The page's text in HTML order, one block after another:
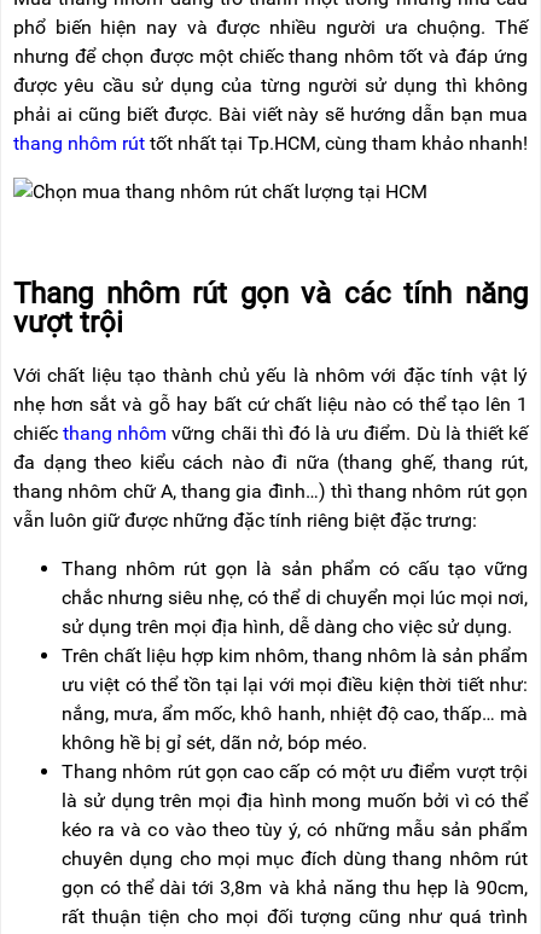
HIỂM
TỰ
ĐỘNG
XE
NÂNG
TAY
VIDEO
BÁO
CHÍ
VỀ
NIKAWA
GIỚI
THIỆU
ĐẠI
LÝ
LIÊN
ĐÌNH
THANG
NHÔM
GẤP
(THANG
RÚT
THANG
NHÔM
THANG
NHÔM
CÔNG
NGHIỆP
THANG
HÀNG
phổ biến hiện nay và được nhiều người ưa chuộng. Thế
nhưng để chọn được một chiếc thang nhôm tốt và đáp ứng
được yêu cầu sử dụng của từng người sử dụng thì không
phải ai cũng biết được. Bài viết này sẽ hướng dẫn bạn mua
thang nhôm rút tốt nhất tại Tp.HCM, cùng tham khảo nhanh!
Thang nhôm rút gọn và các tính năng
vượt trội
Với chất liệu tạo thành chủ yếu là nhôm với đặc tính vật lý
nhẹ hơn sắt và gỗ hay bất cứ chất liệu nào có thể tạo lên 1
chiếcthang nhôm vững chãi thì đó là ưu điểm. Dù là thiết kế
đa dạng theo kiểu cách nào đi nữa (thang ghế, thang rút,
thang nhôm chữ A, thang gia đình…) thì thang nhôm rút gọn
vẫn luôn giữ được những đặc tính riêng biệt đặc trưng:
Thang nhôm rút gọn là sản phẩm có cấu tạo vững
chắc nhưng siêu nhẹ, có thể di chuyển mọi lúc mọi nơi,
sử dụng trên mọi địa hình, dễ dàng cho việc sử dụng.
Trên chất liệu hợp kim nhôm, thang nhôm là sản phẩm
ưu việt có thể tồn tại lại với mọi điều kiện thời tiết như:
nắng, mưa, ẩm mốc, khô hanh, nhiệt độ cao, thấp… mà
không hề bị gỉ sét, dãn nở, bóp méo.
Thang nhôm rút gọn cao cấp có một ưu điểm vượt trội
là sử dụng trên mọi địa hình mong muốn bởi vì có thể
kéo ra và co vào theo tùy ý, có những mẫu sản phẩm
chuyên dụng cho mọi mục đích dùng thang nhôm rút
gọn có thể dài tới 3,8m và khả năng thu hẹp là 90cm,
rất thuận tiện cho mọi đối tượng cũng như quá trình